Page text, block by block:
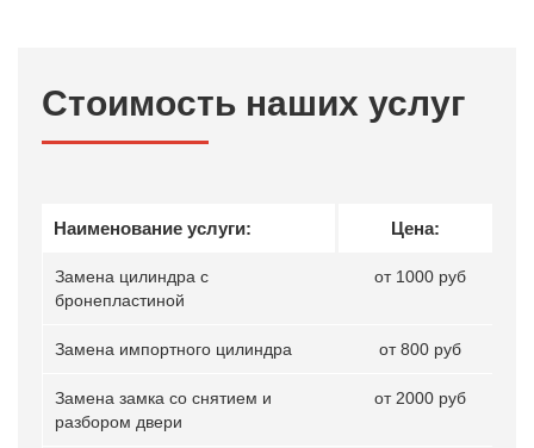
Стоимость наших услуг
Наименование услуги: Цена:
Замена цилиндра с
бронепластиной
от 1000 руб
Замена импортного цилиндра от 800 руб
Замена замка со снятием и
разбором двери
от 2000 руб